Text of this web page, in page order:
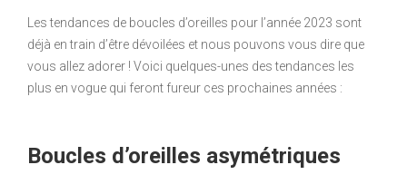
Les tendances de boucles d’oreilles pour l’année 2023 sont
déjà en train d’être dévoilées et nous pouvons vous dire que
vous allez adorer ! Voici quelques-unes des tendances les
plus en vogue qui feront fureur ces prochaines années :
Boucles d’oreilles asymétriques